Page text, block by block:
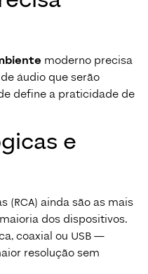
moderno precisa
áudio que serão
define a praticidade de
e
(RCA) ainda são as mais
dos dispositivos.
coaxial ou USB —
resolução sem